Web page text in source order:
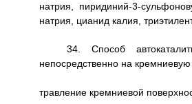
натрия, пиридиний-3-
натрия, цианид калия,
34. Способ
непосредственно на
травление кремниевой